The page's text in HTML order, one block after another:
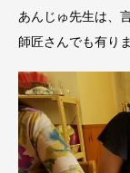
あんじゅ先生は、
師匠さんでも有りま